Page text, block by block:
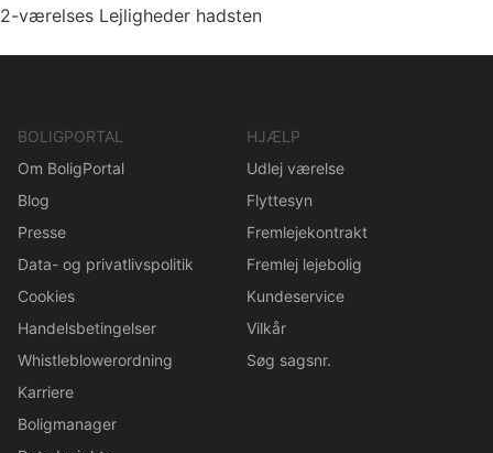
2-værelses Lejligheder hadsten
BOLIGPORTAL
Om BoligPortal
Blog
Presse
Data- og privatlivspolitik
Cookies
Handelsbetingelser
Whistleblowerordning
Karriere
Boligmanager
HJÆLP
Udlej værelse
Flyttesyn
Fremlejekontrakt
Fremlej lejebolig
Kundeservice
Vilkår
Søg sagsnr.